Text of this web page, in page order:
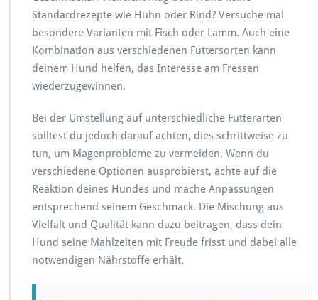
Standardrezepte wie Huhn oder Rind? Versuche mal
besondere Varianten mit Fisch oder Lamm. Auch eine
Kombination aus verschiedenen Futtersorten kann
deinem Hund helfen, das Interesse am Fressen
wiederzugewinnen.
Bei der Umstellung auf unterschiedliche Futterarten
solltest du jedoch darauf achten, dies schrittweise zu
tun, um Magenprobleme zu vermeiden. Wenn du
verschiedene Optionen ausprobierst, achte auf die
Reaktion deines Hundes und mache Anpassungen
entsprechend seinem Geschmack. Die Mischung aus
Vielfalt und Qualität kann dazu beitragen, dass dein
Hund seine Mahlzeiten mit Freude frisst und dabei alle
notwendigen Nährstoffe erhält.